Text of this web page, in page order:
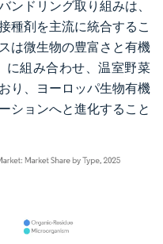
ンドリング取り組みは、
種剤を主流に統合するこ
は微生物の豊富さと有機
に組み合わせ、温室野菜
り、ヨーロッパ生物有機
ションへと進化すること